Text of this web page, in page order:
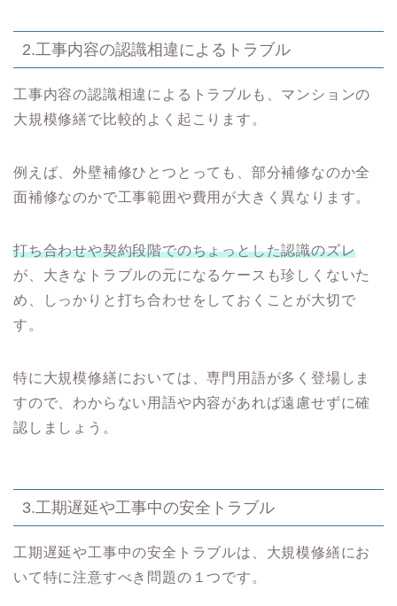
2.工事内容の認識相違によるトラブル
工事内容の認識相違によるトラブルも、マンションの
大規模修繕で比較的よく起こります。
例えば、外壁補修ひとつとっても、部分補修なのか全
面補修なのかで工事範囲や費用が大きく異なります。
打ち合わせや契約段階でのちょっとした認識のズレ
が、大きなトラブルの元になるケースも珍しくないた
め、しっかりと打ち合わせをしておくことが大切で
す。
特に大規模修繕においては、専門用語が多く登場しま
すので、わからない用語や内容があれば遠慮せずに確
認しましょう。
3.工期遅延や工事中の安全トラブル
工期遅延や工事中の安全トラブルは、大規模修繕にお
いて特に注意すべき問題の１つです。